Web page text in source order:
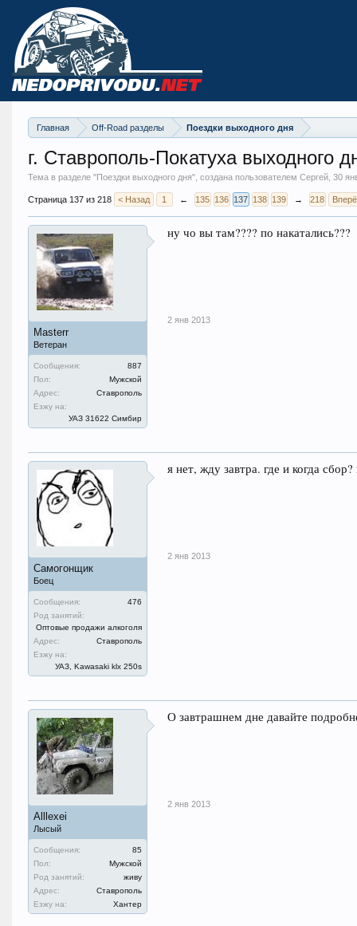
Главная Off-Road разделы Поездки выходного дня
г. Ставрополь-Покатуха выходного
Тема в разделе "Поездки выходного дня", создана пользователем Сергей, 30
Страница 137 из 218 < Назад 1 ← 135 136 137 138 139 → 218
Masterr
Ветеран
Сообщения:
887
Пол:
Мужской
Адрес:
Ставрополь
Езжу на:
УАЗ 31622 Симбир
ну чо вы там???? по накатались???
2 янв 2013
Самогонщик
Боец
Сообщения:
476
Род занятий:
Оптовые продажи алкоголя
Адрес:
Ставрополь
Езжу на:
УАЗ, Kawasaki klx 250s
я нет, жду завтра. где и когда сбор?
2 янв 2013
Alllexei
Лысый
Сообщения:
85
Пол:
Мужской
Род занятий:
живу
Адрес:
Ставрополь
Езжу на:
Хантер
О завтрашнем дне давайте
2 янв 2013